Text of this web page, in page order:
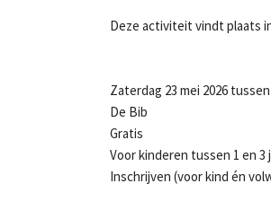
Deze activiteit vindt plaats
Zaterdag 23 mei 2026 tussen
De Bib
Gratis
Voor kinderen tussen 1 en 3
Inschrijven (voor kind én